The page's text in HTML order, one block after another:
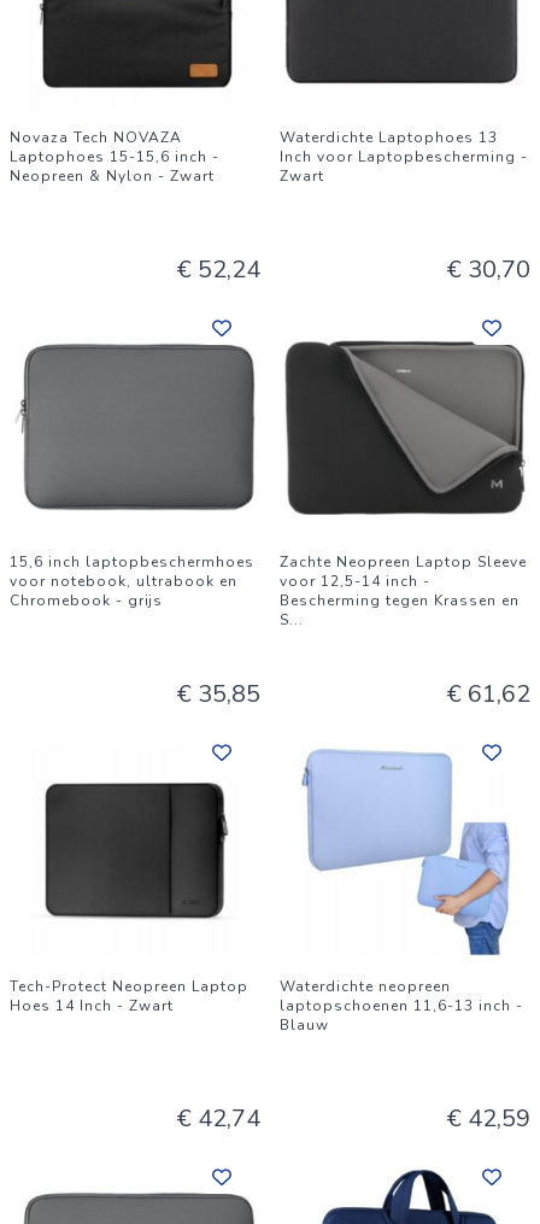
Novaza Tech NOVAZA
Laptophoes 15-15,6 inch -
Neopreen & Nylon - Zwart
€ 52,24
Waterdichte Laptophoes 13
Inch voor Laptopbescherming -
Zwart
€ 30,70
15,6 inch laptopbeschermhoes
voor notebook, ultrabook en
Chromebook - grijs
€ 35,85
Zachte Neopreen Laptop Sleeve
voor 12,5-14 inch -
Bescherming tegen Krassen en
S...
€ 61,62
Tech-Protect Neopreen Laptop
Hoes 14 Inch - Zwart
€ 42,74
Waterdichte neopreen
laptopschoenen 11,6-13 inch -
Blauw
€ 42,59